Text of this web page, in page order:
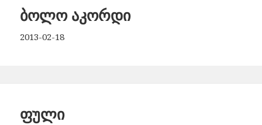
ბოლო აკორდი
2013-02-18
ფული